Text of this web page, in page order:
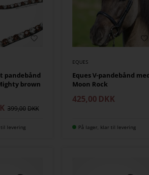
pandebånd
brown
399,00
levering
EQUES
Eques V-pandebånd
Moon Rock
425,00 DKK
På lager, klar til levering